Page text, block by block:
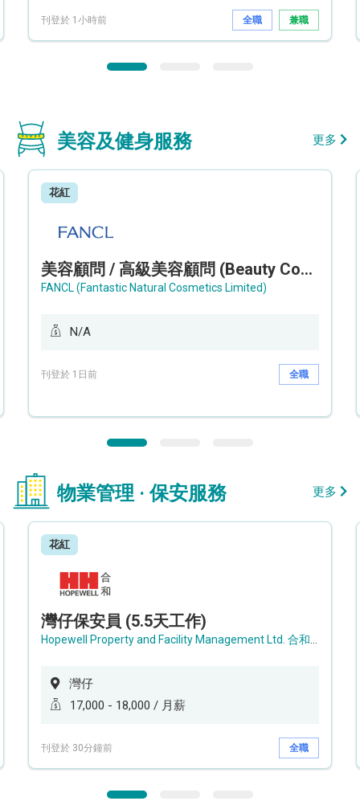
刊登於 1小時前 全職 兼職
美容及健身服務 更多
花紅
美容顧問 / 高級美容顧問 (Beauty Consultant / Senior Beauty Consultant)
FANCL (Fantastic Natural Cosmetics Limited)
N/A
刊登於 1日前 全職
物業管理 · 保安服務 更多
花紅
灣仔保安員 (5.5天工作)
灣仔
17,000 - 18,000 / 月薪
刊登於 30分鐘前 全職